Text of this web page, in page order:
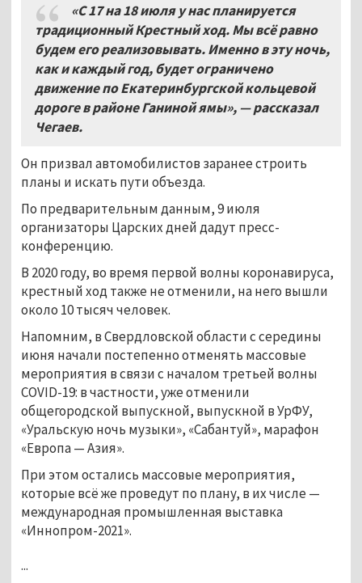
«С 17 на 18 июля у нас планируется
традиционный Крестный ход. Мы всё равно
будем его реализовывать. Именно в эту ночь,
как и каждый год, будет ограничено
движение по Екатеринбургской кольцевой
дороге в районе Ганиной ямы», — рассказал
Чегаев.
Он призвал автомобилистов заранее строить
планы и искать пути объезда.
По предварительным данным, 9 июля
организаторы Царских дней дадут пресс-
конференцию.
В 2020 году, во время первой волны коронавируса,
крестный ход также не отменили, на него вышли
около 10 тысяч человек.
Напомним, в Свердловской области с середины
июня начали постепенно отменять массовые
мероприятия в связи с началом третьей волны
COVID-19: в частности, уже отменили
общегородской выпускной, выпускной в УрФУ,
«Уральскую ночь музыки», «Сабантуй», марафон
«Европа — Азия».
При этом остались массовые мероприятия,
которые всё же проведут по плану, в их числе —
международная промышленная выставка
«Иннопром-2021».
...